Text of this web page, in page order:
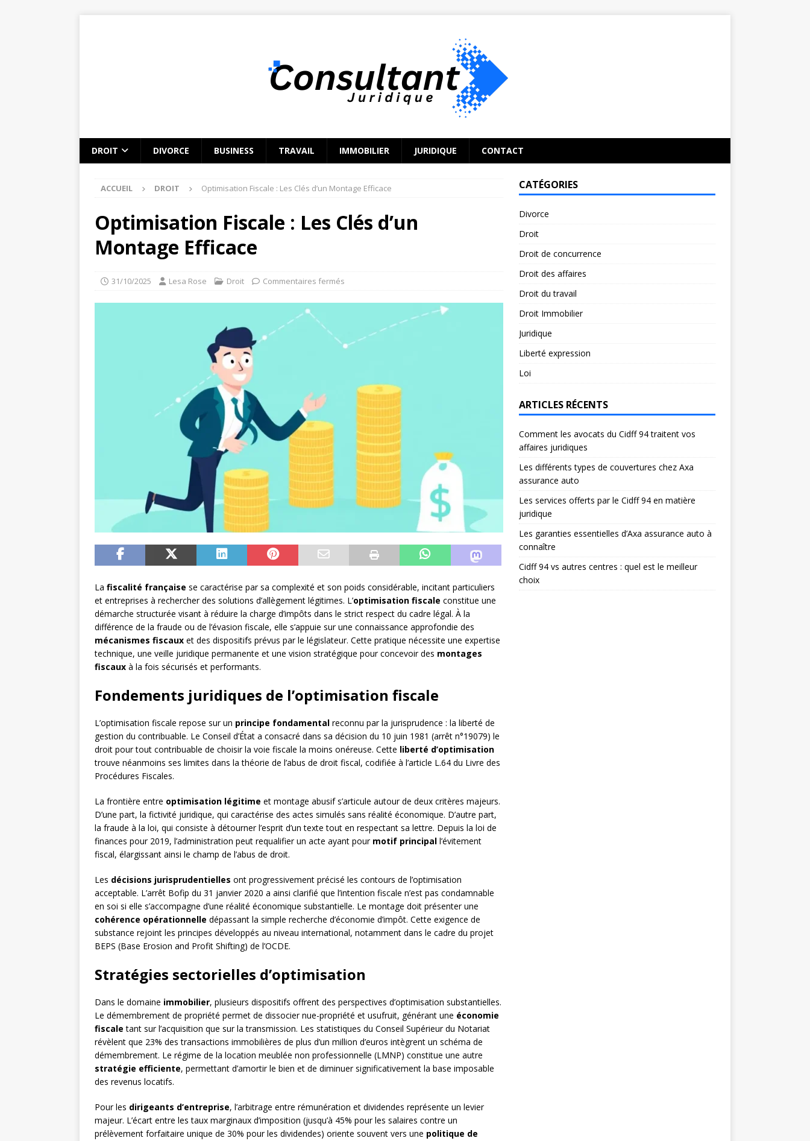
DROIT DIVORCE BUSINESS TRAVAIL IMMOBILIER JURIDIQUE CONTACT
ACCUEIL DROIT Optimisation Fiscale : Les Clés d’un Montage Efficace
Optimisation Fiscale : Les Clés d’un
Montage Efficace
31/10/2025 Lesa Rose Droit Commentaires fermés
La fiscalité française se caractérise par sa complexité et son poids considérable, incitant particuliers
et entreprises à rechercher des solutions d’allègement légitimes. L’optimisation fiscale constitue une
démarche structurée visant à réduire la charge d’impôts dans le strict respect du cadre légal. À la
différence de la fraude ou de l’évasion fiscale, elle s’appuie sur une connaissance approfondie des
mécanismes fiscaux et des dispositifs prévus par le législateur. Cette pratique nécessite une expertise
technique, une veille juridique permanente et une vision stratégique pour concevoir des montages
fiscaux à la fois sécurisés et performants.
Fondements juridiques de l’optimisation fiscale
L’optimisation fiscale repose sur un principe fondamental reconnu par la jurisprudence : la liberté de
gestion du contribuable. Le Conseil d’État a consacré dans sa décision du 10 juin 1981 (arrêt n°19079) le
droit pour tout contribuable de choisir la voie fiscale la moins onéreuse. Cette liberté d’optimisation
trouve néanmoins ses limites dans la théorie de l’abus de droit fiscal, codifiée à l’article L.64 du Livre des
Procédures Fiscales.
La frontière entre optimisation légitime et montage abusif s’articule autour de deux critères majeurs.
D’une part, la fictivité juridique, qui caractérise des actes simulés sans réalité économique. D’autre part,
la fraude à la loi, qui consiste à détourner l’esprit d’un texte tout en respectant sa lettre. Depuis la loi de
finances pour 2019, l’administration peut requalifier un acte ayant pour motif principal l’évitement
fiscal, élargissant ainsi le champ de l’abus de droit.
Les décisions jurisprudentielles ont progressivement précisé les contours de l’optimisation
acceptable. L’arrêt Bofip du 31 janvier 2020 a ainsi clarifié que l’intention fiscale n’est pas condamnable
en soi si elle s’accompagne d’une réalité économique substantielle. Le montage doit présenter une
cohérence opérationnelle dépassant la simple recherche d’économie d’impôt. Cette exigence de
substance rejoint les principes développés au niveau international, notamment dans le cadre du projet
BEPS (Base Erosion and Profit Shifting) de l’OCDE.
Stratégies sectorielles d’optimisation
Dans le domaine immobilier, plusieurs dispositifs offrent des perspectives d’optimisation substantielles.
Le démembrement de propriété permet de dissocier nue-propriété et usufruit, générant une économie
fiscale tant sur l’acquisition que sur la transmission. Les statistiques du Conseil Supérieur du Notariat
révèlent que 23% des transactions immobilières de plus d’un million d’euros intègrent un schéma de
démembrement. Le régime de la location meublée non professionnelle (LMNP) constitue une autre
stratégie efficiente, permettant d’amortir le bien et de diminuer significativement la base imposable
des revenus locatifs.
Pour les dirigeants d’entreprise, l’arbitrage entre rémunération et dividendes représente un levier
majeur. L’écart entre les taux marginaux d’imposition (jusqu’à 45% pour les salaires contre un
prélèvement forfaitaire unique de 30% pour les dividendes) oriente souvent vers une politique de
CATÉGORIES
Divorce
Droit
Droit de concurrence
Droit des affaires
Droit du travail
Droit Immobilier
Juridique
Liberté expression
Loi
ARTICLES RÉCENTS
Comment les avocats du Cidff 94 traitent vos
affaires juridiques
Les différents types de couvertures chez Axa
assurance auto
Les services offerts par le Cidff 94 en matière
juridique
Les garanties essentielles d’Axa assurance auto à
connaître
Cidff 94 vs autres centres : quel est le meilleur
choix